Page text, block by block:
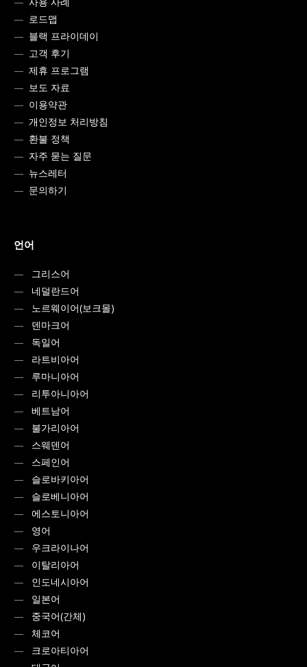
로드맵
블랙 프라이데이
고객 후기
제휴 프로그램
보도 자료
이용약관
개인정보 처리방침
환불 정책
자주 묻는 질문
뉴스레터
문의하기
언어
그리스어
네덜란드어
노르웨이어(보크몰)
덴마크어
독일어
라트비아어
루마니아어
리투아니아어
베트남어
불가리아어
스웨덴어
스페인어
슬로바키아어
슬로베니아어
에스토니아어
영어
우크라이나어
이탈리아어
인도네시아어
일본어
중국어(간체)
체코어
크로아티아어